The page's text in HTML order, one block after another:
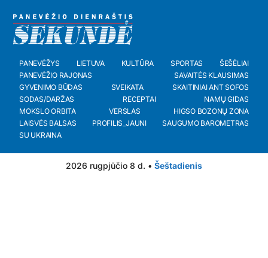
PANEVĖŽYS LIETUVA KULTŪRA SPORTAS
ŠEŠĖLIAI
PANEVĖŽIO RAJONAS
SAVAITĖS KLAUSIMAS
GYVENIMO BŪDAS
SVEIKATA
SKAITINIAI ANT SOFOS
SODAS/DARŽAS
RECEPTAI
NAMŲ GIDAS
MOKSLO ORBITA
VERSLAS
HIGSO BOZONŲ ZONA
LAISVĖS BALSAS
PROFILIS_JAUNI
SAUGUMO BAROMETRAS
SU UKRAINA
2026 rugpjūčio 8 d. • Šeštadienis